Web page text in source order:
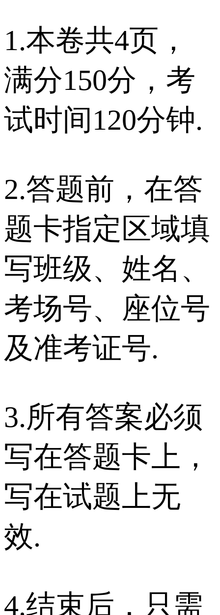
1.本卷共4页，
满分150分，考
试时间120分钟.
2.答题前，在答
题卡指定区域填
写班级、姓名、
考场号、座位号
及准考证号.
3.所有答案必须
写在答题卡上，
写在试题上无
效.
4.结束后，只需